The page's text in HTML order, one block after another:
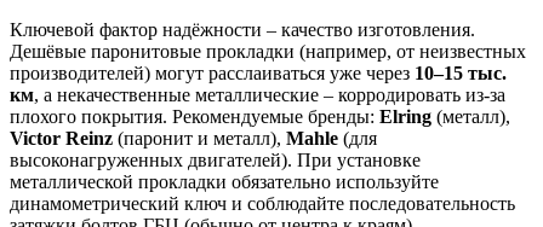
Ключевой фактор надёжности – качество изготовления.
Дешёвые паронитовые прокладки (например, от неизвестных
производителей) могут расслаиваться уже через 10–15 тыс.
км, а некачественные металлические – корродировать из-за
плохого покрытия. Рекомендуемые бренды: Elring (металл),
Victor Reinz (паронит и металл), Mahle (для
высоконагруженных двигателей). При установке
металлической прокладки обязательно используйте
динамометрический ключ и соблюдайте последовательность